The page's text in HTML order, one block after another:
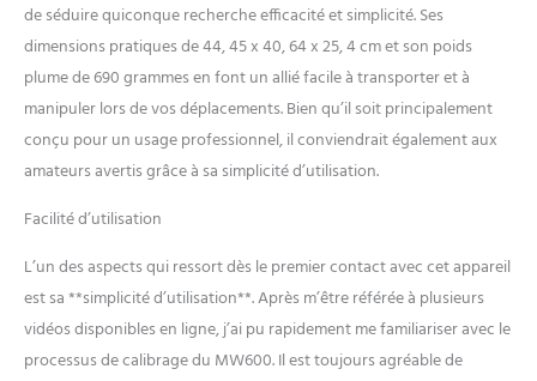
de séduire quiconque recherche efficacité et simplicité. Ses
dimensions pratiques de 44, 45 x 40, 64 x 25, 4 cm et son poids
plume de 690 grammes en font un allié facile à transporter et à
manipuler lors de vos déplacements. Bien qu’il soit principalement
conçu pour un usage professionnel, il conviendrait également aux
amateurs avertis grâce à sa simplicité d’utilisation.
Facilité d’utilisation
L’un des aspects qui ressort dès le premier contact avec cet appareil
est sa **simplicité d’utilisation**. Après m’être référée à plusieurs
vidéos disponibles en ligne, j’ai pu rapidement me familiariser avec le
processus de calibrage du MW600. Il est toujours agréable de